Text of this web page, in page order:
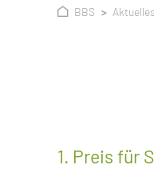
BBS Aktuelles
1. Preis für